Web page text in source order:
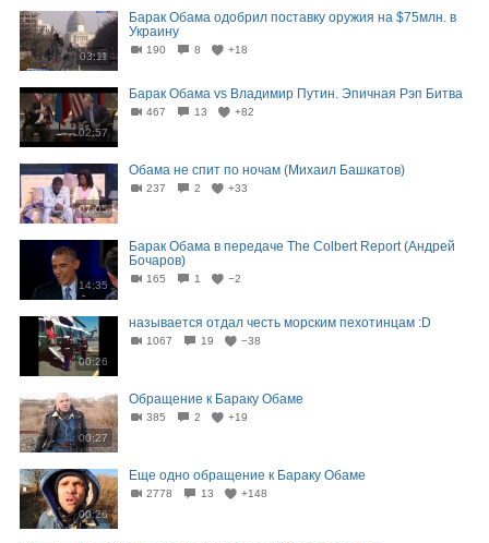
03:11
Барак Обама одобрил поставку оружия на $75млн. в
Украину
190 8 +18
02:57
Барак Обама vs Владимир Путин. Эпичная Рэп Битва
467 13 +82
07:05
Обама не спит по ночам (Михаил Башкатов)
237 2 +33
14:35
Барак Обама в передаче The Colbert Report (Андрей
Бочаров)
165 1 −2
00:26
называется отдал честь морским пехотинцам :D
1067 19 −38
00:27
Обращение к Бараку Обаме
385 2 +19
00:26
Еще одно обращение к Бараку Обаме
2778 13 +148